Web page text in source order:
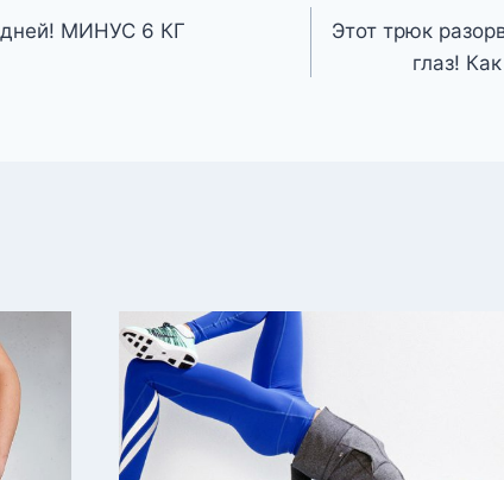
дней! МИНУС 6 КГ
Этот трюк
глаз!